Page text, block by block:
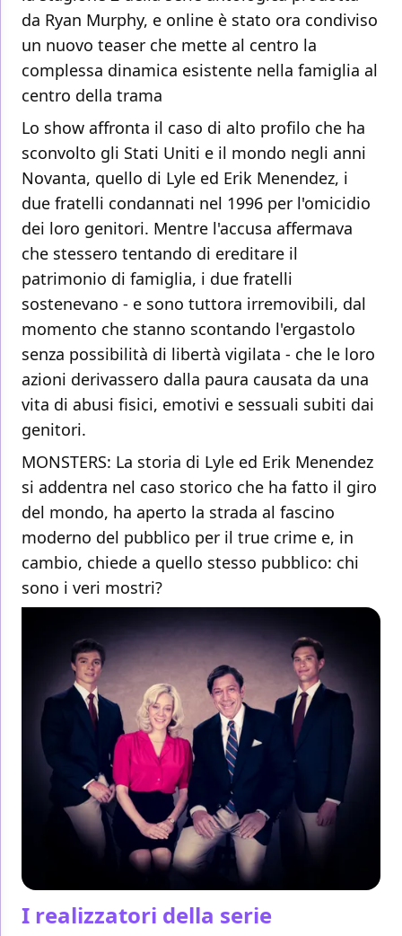
da Ryan Murphy, e online è stato ora condiviso
un nuovo teaser che mette al centro la
complessa dinamica esistente nella famiglia al
centro della trama
Lo show affronta il caso di alto profilo che ha
sconvolto gli Stati Uniti e il mondo negli anni
Novanta, quello di Lyle ed Erik Menendez, i
due fratelli condannati nel 1996 per l'omicidio
dei loro genitori. Mentre l'accusa affermava
che stessero tentando di ereditare il
patrimonio di famiglia, i due fratelli
sostenevano - e sono tuttora irremovibili, dal
momento che stanno scontando l'ergastolo
senza possibilità di libertà vigilata - che le loro
azioni derivassero dalla paura causata da una
vita di abusi fisici, emotivi e sessuali subiti dai
genitori.
MONSTERS: La storia di Lyle ed Erik Menendez
si addentra nel caso storico che ha fatto il giro
del mondo, ha aperto la strada al fascino
moderno del pubblico per il true crime e, in
cambio, chiede a quello stesso pubblico: chi
sono i veri mostri?
I realizzatori della serie